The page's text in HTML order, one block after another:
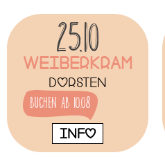
25.10
Weiberkram
Dorsten
buchen ab 10.08
INFO